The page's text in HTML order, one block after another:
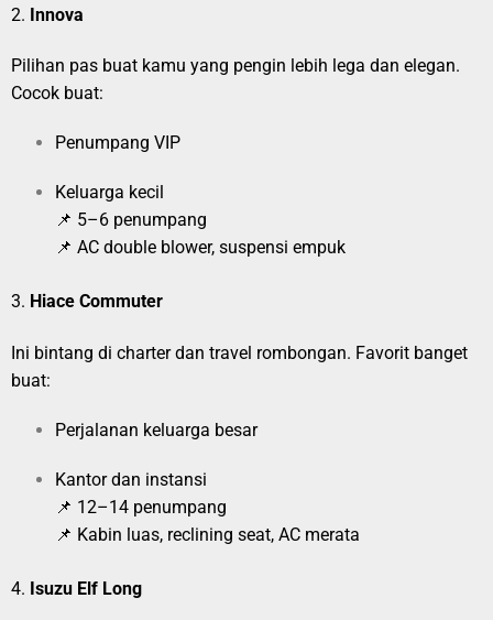
2. Innova
Pilihan pas buat kamu yang pengin lebih lega dan elegan.
Cocok buat:
Penumpang VIP
Keluarga kecil
📌 5–6 penumpang
📌 AC double blower, suspensi empuk
3. Hiace Commuter
Ini bintang di charter dan travel rombongan. Favorit banget
buat:
Perjalanan keluarga besar
Kantor dan instansi
📌 12–14 penumpang
📌 Kabin luas, reclining seat, AC merata
4. Isuzu Elf Long